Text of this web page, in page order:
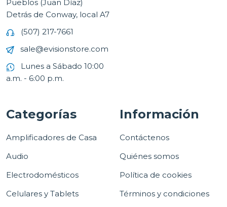
Pueblos (Juan Díaz)
Detrás de Conway, local A7
(507) 217-7661
sale@evisionstore.com
Lunes a Sábado 10:00
a.m. - 6:00 p.m.
Categorías
Amplificadores de Casa
Audio
Electrodomésticos
Celulares y Tablets
Información
Contáctenos
Quiénes somos
Política de cookies
Términos y condiciones